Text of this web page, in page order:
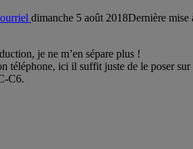
dimanche 5 août 2018Dernière mise
je ne m’en sépare plus !
téléphone, ici il suffit juste de le poser
C6.